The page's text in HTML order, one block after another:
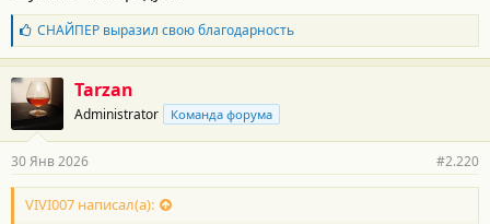
Б
л
а
г
о
д
а
н
о
с
СНАЙПЕРвыразил свою благодарность
Tarzan
Administrator Команда форума
30 Янв 2026 #2.220
VIVI007 написал(а):